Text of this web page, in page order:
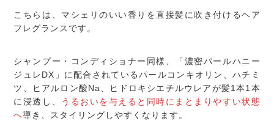
こちらは、マシェリのいい香りを直接髪に吹き付けるヘア
フレグランスです。
シャンプー・コンディショナー同様、「濃密パールハニー
ジュレDX」に配合されているパールコンキオリン、ハチミ
ツ、ヒアルロン酸Na、ヒドロキシエチルウレアが髪1本1本
に浸透し、
うるおいを与えると同時にまとまりやすい状態
へ導き、スタイリングしやすくなります。